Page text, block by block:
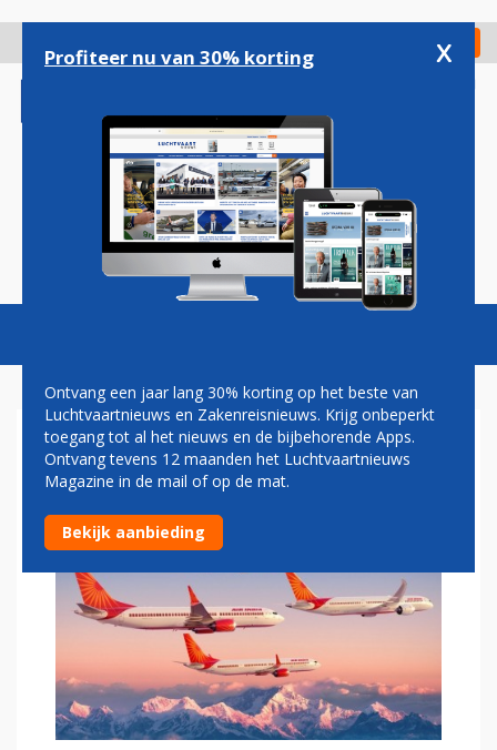
gaan
Check in
Magazine Podcasts Vacatures
PARIS AIR SHOW 2023
Profiteer nu van 30% korting x
Ontvang een jaar lang 30% korting op het beste van
Luchtvaartnieuws en Zakenreisnieuws. Krijg onbeperkt
toegang tot al het nieuws en de bijbehorende Apps.
Ontvang tevens 12 maanden het Luchtvaartnieuws
Magazine in de mail of op de mat.
Bekijk aanbieding